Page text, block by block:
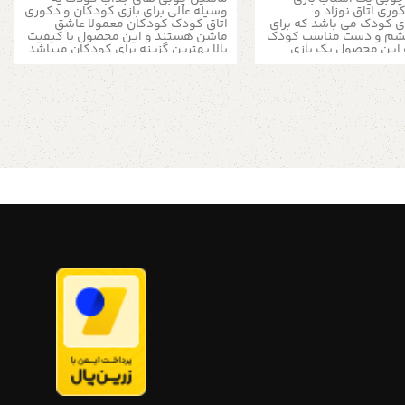
اتاق نوزاد و
کودک می باشد که برای
و دست مناسب کودک
محصول یک بازی
برای درست کردن شکل
رنگ ها و مفهوم
است که این موارد را
یاد بدهیم در
تعداد زیادی از
کودکان به سمت و
و فناوری رفته است.
والدین در انتخاب
مناسب برای کودکشان
هم تعدادی اسباب
وسیله عالی برای بازی کودکان و دکوری
اتاق کودک کودکان معمولا عاشق
ماشن هستند و این محصول با کیفیت
بالا بهترین گزینه برای کودکان میباشد
برای ساخت این محصول به تمامی نکات
دقت کرده ایم در طراحی
محصولگانتخاب نوع چوبی سمباده
عالی برای رسیدن به سطح کاملا صیقلی
و صاف کردن تمام گوشه های تیز و
همینطور پوشش گیاهی روی سطح
چوب تمامی رعایت این نکات باعث
میشود که بهترین محصول را در دستان
کودک خود ببینید لمس چوب روی
و اسباب بازی های چوبی، جزئی از
اسباب بازی پلاستکی که برای کودکتان
میخرید دقت کرده اید؟ پس انتخاب
یک اسباب بازی چوبی خوب را به هیچ
وجه فراموش نکنید. ما یکی از بهترین
تولیدکنندگان اسباب بازی چوبی را با
بهترین بها همراه خود داریم.
ماشین باری چوبی چگونه
ساخته میشود